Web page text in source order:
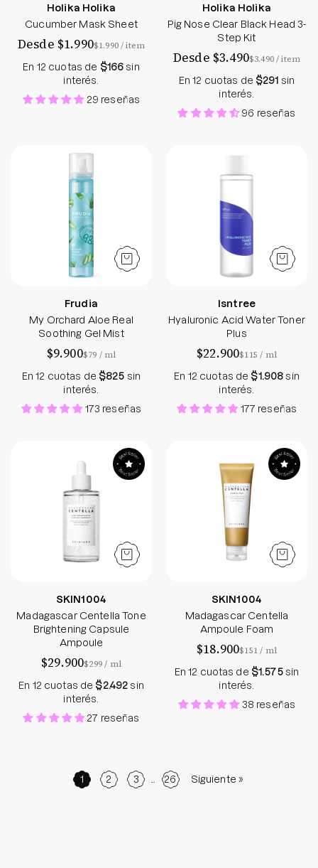
Holika Holika
Cucumber Mask Sheet
Desde $1.990$1.990/por
item
En 12 cuotas de $166sin
interés.
29 reseñas
Holika Holika
Pig Nose Clear Black Head 3-
Step Kit
Desde $3.490$3.490/por
item
En 12 cuotas de $291 sin
interés.
96 reseñas
My Orchard Aloe Real Soothing Gel Mist - Frudia
Frudia
My Orchard Aloe Real
Soothing Gel Mist
$9.900$79 / por
ml
En 12 cuotas de $825 sin
interés.
173 reseñas
Isntree
Hyaluronic Acid Water Toner
Plus
$22.900$115/ por
ml
En 12 cuotas de $1.908sin
interés.
177 reseñas
Madagascar Centella Tone Brightening Capsule
SKIN1004
Madagascar Centella Tone
Brightening Capsule
Ampoule
$29.900$299/ por
ml
En 12 cuotas de $2.492sin
interés.
27 reseñas
Madagascar
SKIN1004
Madagascar Centella
Ampoule Foam
$18.900$151/ por
ml
En 12 cuotas de $1.575sin
interés.
38 reseñas
1 2 3 26 Siguiente »